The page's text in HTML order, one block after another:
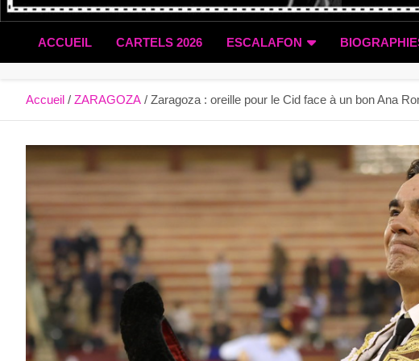
ACCUEIL CARTELS 2026 ESCALAFON
Accueil ZARAGOZA Zaragoza : oreille pour le Cid face à un bon Ana